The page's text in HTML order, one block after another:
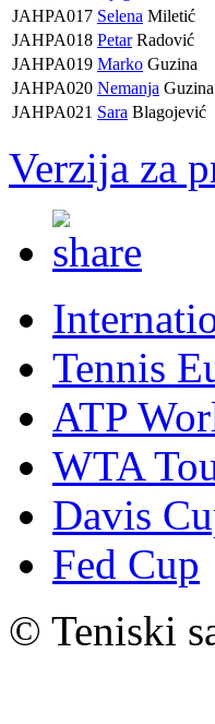
JAHPA017 Selena Miletić
JAHPA018 PetarRadović
JAHPA019 Marko Guzina
JAHPA020 Nemanja Guzina
JAHPA021 Sara Blagojević
Verzija za
Tennis
ATP
WTA
Davis
Fed Cup
© Teniski